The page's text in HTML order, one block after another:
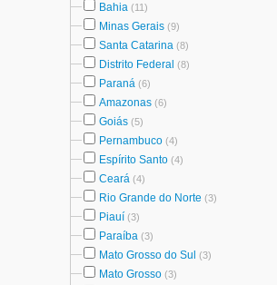
Bahia (11)
Minas Gerais (9)
Santa Catarina (8)
Distrito Federal (8)
Paraná (6)
Amazonas (6)
Goiás (5)
Pernambuco (4)
Espírito Santo (4)
Ceará (4)
Rio Grande do Norte (3)
Piauí (3)
Paraíba (3)
Mato Grosso do Sul (3)
Mato Grosso (3)